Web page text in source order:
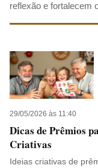
reflexão e fortalecem
29/05/2026 às 11:40
Dicas de Prêmios
Criativas
Ideias criativas de